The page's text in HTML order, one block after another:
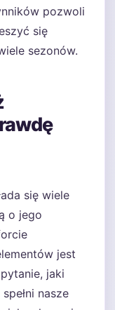
pozwoli
się
sezonów.
się wiele
o jego
jest
jaki
nasze